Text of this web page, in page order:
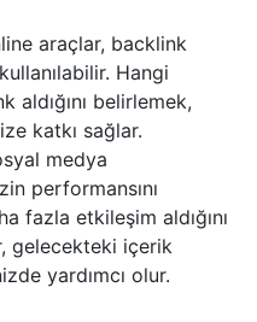
araçlar, backlink
Hangi
belirlemek,
katkı sağlar.
medya
performansını
fazla etkileşim aldığını
gelecekteki içerik
yardımcı olur.